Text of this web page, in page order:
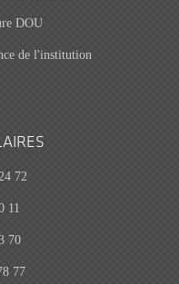
DOU
de l'institution
72
11
70
77